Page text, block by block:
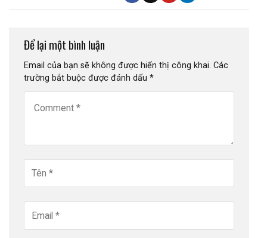
Để lại một bình luận
Email của bạn sẽ không được hiển thị công khai. Các
trường bắt buộc được đánh dấu *